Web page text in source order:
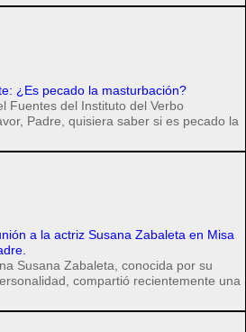
¿Es pecado la masturbación?
Fuentes del Instituto del Verbo
Padre, quisiera saber si es pecado la
a la actriz Susana Zabaleta en Misa
Susana Zabaleta, conocida por su
compartió recientemente una